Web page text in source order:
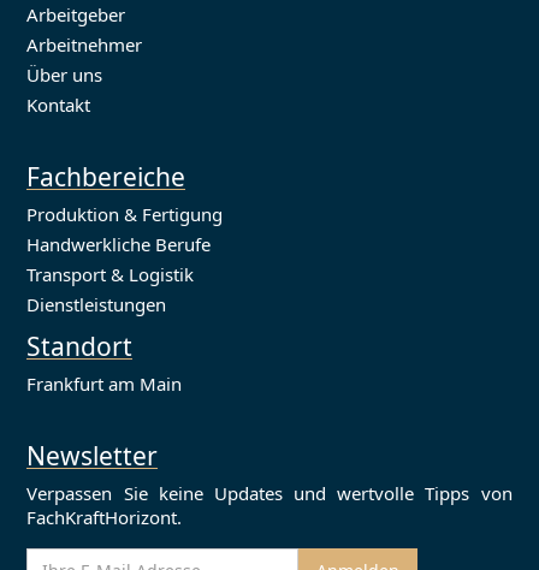
Arbeitgeber
Arbeitnehmer
Über uns
Kontakt
Fachbereiche
Produktion & Fertigung
Handwerkliche Berufe
Transport & Logistik
Dienstleistungen
Standort
Frankfurt am Main
Newsletter
Verpassen Sie keine Updates und wertvolle Tipps von
FachKraftHorizont.